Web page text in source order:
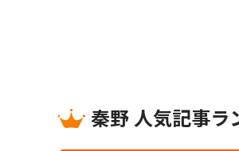
秦野 人気記事ラ